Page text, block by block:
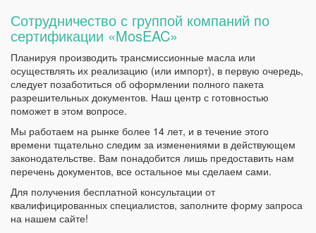
Сотрудничество с группой компаний по
сертификации «MosEAC»
Планируя производить трансмиссионные масла или
осуществлять их реализацию (или импорт), в первую очередь,
следует позаботиться об оформлении полного пакета
разрешительных документов. Наш центр с готовностью
поможет в этом вопросе.
Мы работаем на рынке более 14 лет, и в течение этого
времени тщательно следим за изменениями в действующем
законодательстве. Вам понадобится лишь предоставить нам
перечень документов, все остальное мы сделаем сами.
Для получения бесплатной консультации от
квалифицированных специалистов, заполните форму запроса
на нашем сайте!